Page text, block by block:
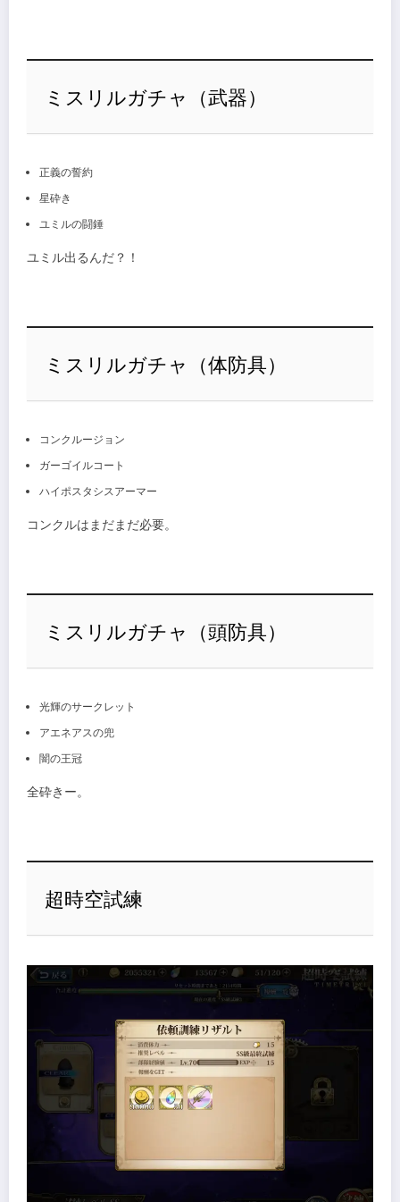
ミスリルガチャ（武器）
正義の誓約
星砕き
ユミルの闘錘
ユミル出るんだ？！
ミスリルガチャ（体防具）
コンクルージョン
ガーゴイルコート
ハイポスタシスアーマー
コンクルはまだまだ必要。
ミスリルガチャ（頭防具）
光輝のサークレット
アエネアスの兜
闇の王冠
全砕きー。
超時空試練